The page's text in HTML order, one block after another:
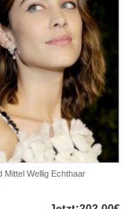
Mittel Wellig Echthaar